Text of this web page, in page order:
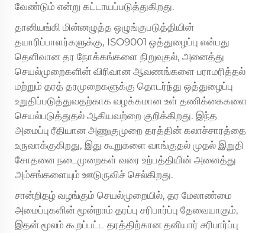
வேண்டும் என்று கட்டாயப்படுத்துகிறது.
தானியங்கி மின்னழுத்த ஒழுங்குபடுத்தியின்
தயாரிப்பாளர்களுக்கு, ISO9001 ஒத்துழைப்பு என்பது
தெளிவான தர நோக்கங்களை நிறுவுதல், அனைத்து
செயல்முறைகளின் விரிவான ஆவணங்களை பராமரித்தல்
மற்றும் தரத் தரமுறைகளுக்கு தொடர்ந்து ஒத்துழைப்பு
உறுதிப்படுத்துவதற்காக வழக்கமான உள் தணிக்கைகளை
செயல்படுத்துதல் ஆகியவற்றை குறிக்கிறது. இந்த
அமைப்பு ரீதியான அணுகுமுறை தரத்தின் கலாச்சாரத்தை
உருவாக்குகிறது, இது கூறுகளை வாங்குதல் முதல் இறுதி
சோதனை நடைமுறைகள் வரை உற்பத்தியின் அனைத்து
அம்சங்களையும் ஊடுருவிச் செல்கிறது.
சான்றிதழ் வழங்கும் செயல்முறையில், தர மேலாண்மை
அமைப்புகளின் மூன்றாம் தரப்பு சரிபார்ப்பு தேவையாகும்,
இதன் மூலம் கூறப்பட்ட தரத்திற்கான தனியார் சரிபார்ப்பு